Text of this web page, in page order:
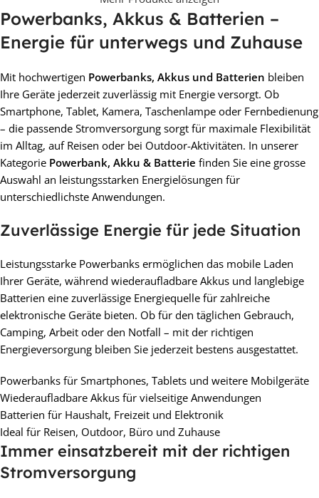
Powerbanks, Akkus & Batterien –
Energie für unterwegs und Zuhause
Mit hochwertigen Powerbanks, Akkus und Batterien bleiben
Ihre Geräte jederzeit zuverlässig mit Energie versorgt. Ob
Smartphone, Tablet, Kamera, Taschenlampe oder Fernbedienung
– die passende Stromversorgung sorgt für maximale Flexibilität
im Alltag, auf Reisen oder bei Outdoor-Aktivitäten. In unserer
Kategorie Powerbank, Akku & Batterie finden Sie eine grosse
Auswahl an leistungsstarken Energielösungen für
unterschiedlichste Anwendungen.
Zuverlässige Energie für jede Situation
Leistungsstarke Powerbanks ermöglichen das mobile Laden
Ihrer Geräte, während wiederaufladbare Akkus und langlebige
Batterien eine zuverlässige Energiequelle für zahlreiche
elektronische Geräte bieten. Ob für den täglichen Gebrauch,
Camping, Arbeit oder den Notfall – mit der richtigen
Energieversorgung bleiben Sie jederzeit bestens ausgestattet.
Powerbanks für Smartphones, Tablets und weitere Mobilgeräte
Wiederaufladbare Akkus für vielseitige Anwendungen
Batterien für Haushalt, Freizeit und Elektronik
Ideal für Reisen, Outdoor, Büro und Zuhause
Immer einsatzbereit mit der richtigen
Stromversorgung